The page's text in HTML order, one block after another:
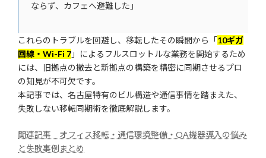
ならず、カフェへ避難した」
これらのトラブルを回避し、移転したその瞬間から「 10ギガ
回線・Wi-Fi 7 」によるフルスロットルな業務を開始するため
には、旧拠点の撤去と新拠点の構築を精密に同期させるプロ
の知見が不可欠です。
本記事では、名古屋特有のビル構造や通信事情を踏まえた、
失敗しない移転同期術を徹底解説します。
関連記事 オフィス移転・通信環境整備・OA機器導入の悩み
と失敗事例まとめ